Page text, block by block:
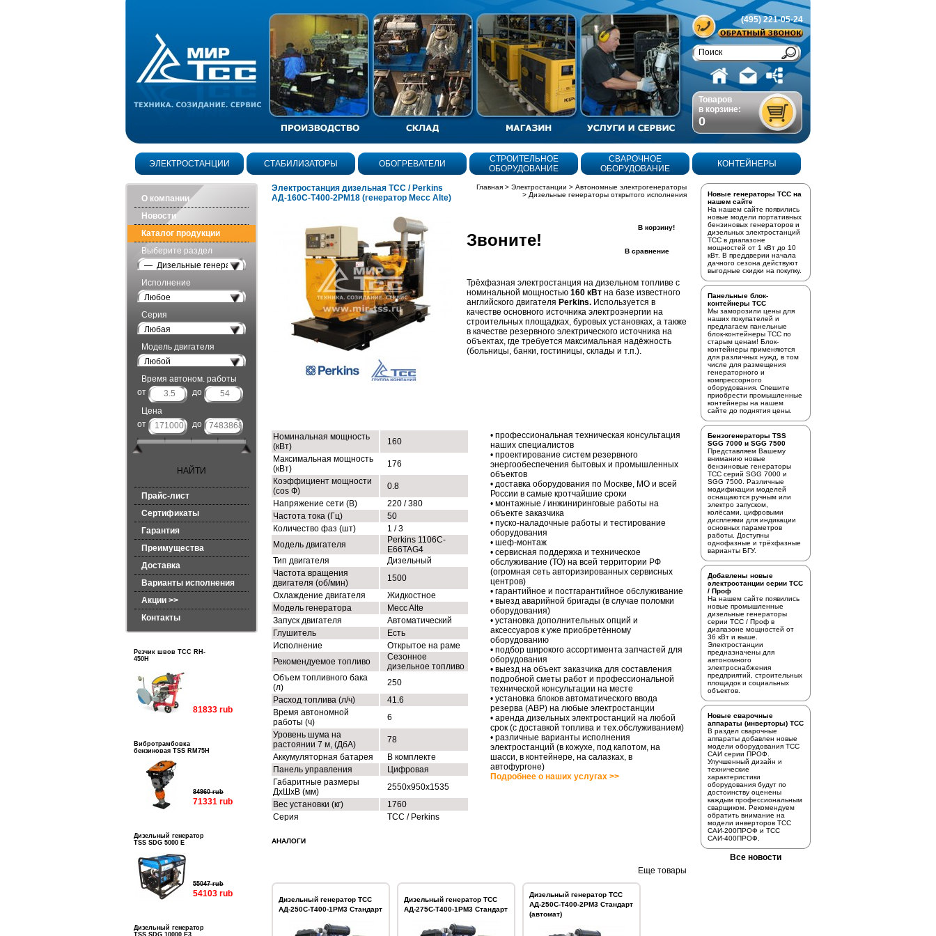
(495) 221-05-24
Товаров
в корзине:
0
ЭЛЕКТРОСТАНЦИИ СТАБИЛИЗАТОРЫ ОБОГРЕВАТЕЛИ
СТРОИТЕЛЬНОЕ
ОБОРУДОВАНИЕ
СВАРОЧНОЕ
ОБОРУДОВАНИЕ
КОНТЕЙНЕРЫ
О компании
Новости
Каталог продукции
Выберите раздел
— Дизельные генераторы открытого исполнения
Исполнение
Любое
Серия
Любая
Модель двигателя
Любой
Время автоном. работы
от
до
Цена
от
до
Прайс-лист
Сертификаты
Гарантия
Преимущества
Доставка
Варианты исполнения
Акции >>
Контакты
Резчик швов ТСС RH-
450H
81833 rub
Вибротрамбовка
бензиновая TSS RM75H
84960 rub
71331 rub
Дизельный генератор
TSS SDG 5000 E
55047 rub
54103 rub
Дизельный генератор
TSS SDG 10000 E3
Электростанция дизельная ТСС / Perkins
АД-160С-Т400-2РМ18 (генератор Mecc Alte)
Главная > Электростанции > Автономные электрогенераторы
> Дизельные генераторы открытого исполнения
Звоните!
В корзину!
В сравнение
Трёхфазная электростанция на дизельном топливе с
номинальной мощностью 160 кВт на базе известного
английского двигателя Perkins. Используется в
качестве основного источника электроэнергии на
строительных площадках, буровых установках, а также
в качестве резервного электрического источника на
объектах, где требуется максимальная надёжность
(больницы, банки, гостиницы, склады и т.п.).
Номинальная мощность
(кВт)
160
Максимальная мощность
(кВт)
176
Коэффициент мощности
(cos Ф)
0.8
Напряжение сети (В)
220 / 380
Частота тока (Гц)
50
Количество фаз (шт)
1 / 3
Модель двигателя
Perkins 1106C-
E66TAG4
Тип двигателя
Дизельный
Частота вращения
двигателя (об/мин)
1500
Охлаждение двигателя
Жидкостное
Модель генератора
Mecc Alte
Запуск двигателя
Автоматический
Глушитель
Есть
Исполнение
Открытое на раме
Рекомендуемое топливо
Сезонное
дизельное топливо
Объем топливного бака
(л)
250
Расход топлива (л/ч)
41.6
Время автономной
работы (ч)
6
Уровень шума на
растоянии 7 м, (ДбА)
78
Аккумуляторная батарея
В комплекте
Панель управления
Цифровая
Габаритные размеры
ДхШхВ (мм)
2550x950x1535
Вес установки (кг)
1760
Серия
ТСС / Perkins
• профессиональная техническая консультация
наших специалистов
• проектирование систем резервного
энергообеспечения бытовых и промышленных
объектов
• доставка оборудования по Москве, МО и всей
России в самые кротчайшие сроки
• монтажные / инжиниринговые работы на
объекте заказчика
• пуско-наладочные работы и тестирование
оборудования
• шеф-монтаж
• сервисная поддержка и техническое
обслуживание (ТО) на всей территории РФ
(огромная сеть авторизированных сервисных
центров)
• гарантийное и постгарантийное обслуживание
• выезд аварийной бригады (в случае поломки
оборудования)
• установка дополнительных опций и
аксессуаров к уже приобретённому
оборудованию
• подбор широкого ассортимента запчастей для
оборудования
• выезд на объект заказчика для составления
подробной сметы работ и профессиональной
технической консультации на месте
• установка блоков автоматического ввода
резерва (АВР) на любые электростанции
• аренда дизельных электростанций на любой
срок (с доставкой топлива и тех.обслуживанием)
• различные варианты исполнения
электростанций (в кожухе, под капотом, на
шасси, в контейнере, на салазках, в
автофургоне)
Подробнее о наших услугах >>
АНАЛОГИ
Еще товары
Дизельный генератор ТСС
АД-250С-Т400-1РМ3 Стандарт
Дизельный генератор ТСС
АД-275С-Т400-1РМ3 Стандарт
Дизельный генератор ТСС
АД-250С-Т400-2РМ3 Стандарт
(автомат)
Новые генераторы ТСС на
нашем сайте
На нашем сайте появились
новые модели портативных
бензиновых генераторов и
дизельных электростанций
ТСС в диапазоне
мощностей от 1 кВт до 10
кВт. В преддверии начала
дачного сезона действуют
выгодные скидки на покупку.
Панельные блок-
контейнеры ТСС
Мы заморозили цены для
наших покупателей и
предлагаем панельные
блок-контейнеры ТСС по
старым ценам! Блок-
контейнеры применяются
для различных нужд, в том
числе для размещения
генераторного и
компрессорного
оборудования. Спешите
приобрести промышленные
контейнеры на нашем
сайте до поднятия цены.
Бензогенераторы TSS
SGG 7000 и SGG 7500
Представляем Вашему
вниманию новые
бензиновые генераторы
ТСС серий SGG 7000 и
SGG 7500. Различные
модификации моделей
оснащаются ручным или
электро запуском,
колёсами, цифровыми
дисплеями для индикации
основных параметров
работы. Доступны
однофазные и трёхфазные
варианты БГУ.
Добавлены новые
электростанции серии ТСС
/ Проф
На нашем сайте появились
новые промышленные
дизельные генераторы
серии ТСС / Проф в
диапазоне мощностей от
36 кВт и выше.
Электростанции
предназначены для
автономного
электроснабжения
предприятий, строительных
площадок и социальных
объектов.
Новые сварочные
аппараты (инверторы) ТСС
В раздел сварочные
аппараты добавлен новые
модели оборудования ТСС
САИ серии ПРОФ.
Улучшенный дизайн и
технические
характеристики
оборудования будут по
достоинству оценены
каждым профессиональным
сварщиком. Рекомендуем
обратить внимание на
модели инверторов ТСС
САИ-200ПРОФ и ТСС
САИ-400ПРОФ.
Все новости